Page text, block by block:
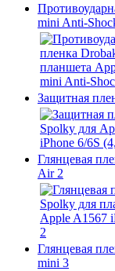
mini Anti-
Защитная
Глянцевая
Air 2
Глянцевая
mini 3